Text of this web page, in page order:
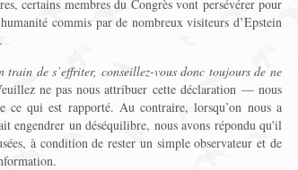
certains membres du Congrès vont persévérer pour
commis par de nombreux visiteurs d’Epstein
train de s’effriter, conseillez-vous donc toujours de ne
ne pas nous attribuer cette déclaration — nous
ce qui est rapporté. Au contraire, lorsqu’on nous a
engendrer un déséquilibre, nous avons répondu qu'il
à condition de rester un simple observateur et de